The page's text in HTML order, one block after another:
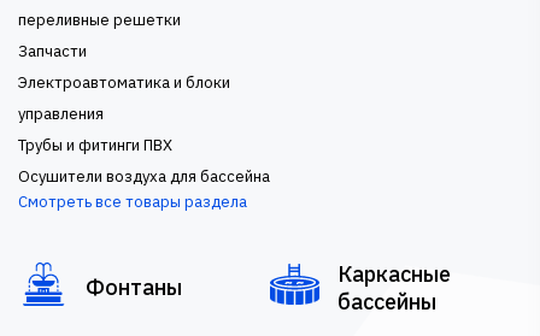
переливные решетки
Запчасти
Электроавтоматика и блоки
управления
Трубы и фитинги ПВХ
Осушители воздуха для бассейна
Смотреть все товары раздела
Фонтаны
Каркасные
бассейны